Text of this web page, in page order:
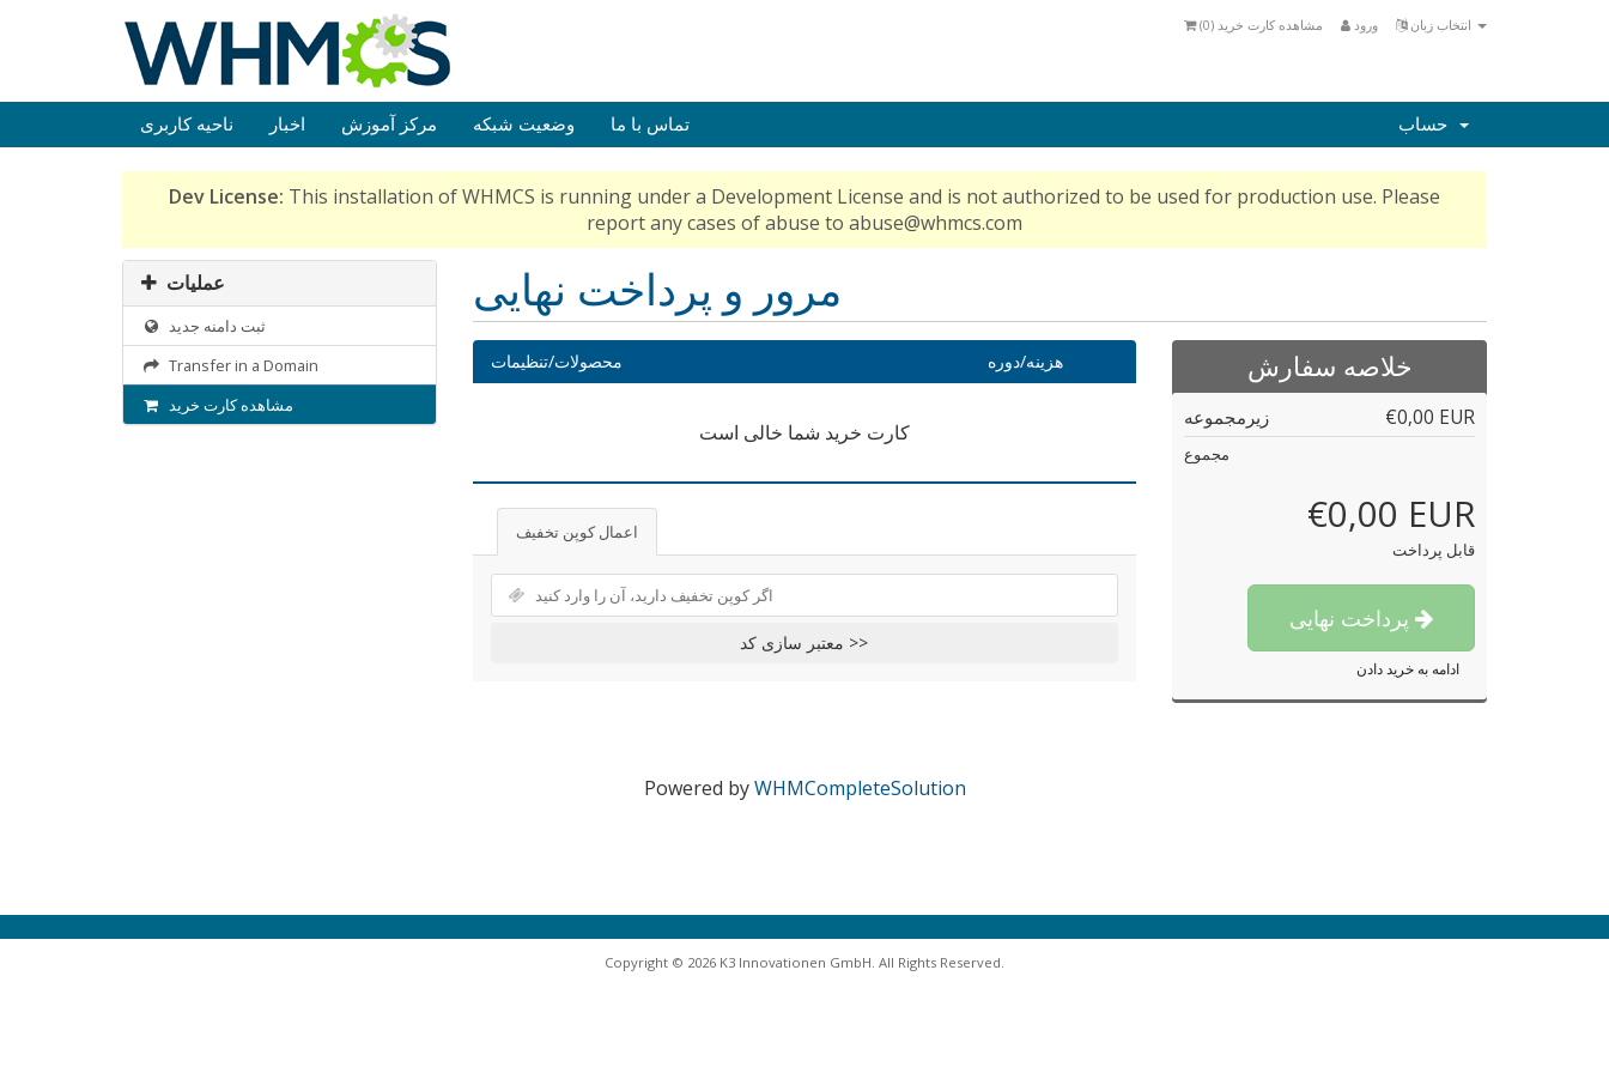
ورود مشاهده کارت خرید (0
)
ناحیه کاربری اخبار مرکز آموزش وضعیت شبکه تماس با ما
Dev License: This installation of WHMCS is running under a Development License and is not authorized to be used for production use. Please
report any cases of abuse to abuse@whmcs.com
مرور و پرداخت نهایی عملیات
ثبت دامنه جدید
Transfer in a Domain
مشاهده کارت خرید
محصولات/تنظیمات هزینه/دوره
کارت خرید شما خالی است
اعمال کوپن تخفیف
معتبر سازی کد >>
خلاصه سفارش
زیرمجموعه €0,00 EUR
مجموع
€0,00 EUR
قابل پرداخت
ادامه به خرید دادن
Powered byWHMCompleteSolution
Copyright © 2026 K3 Innovationen GmbH. All Rights Reserved.